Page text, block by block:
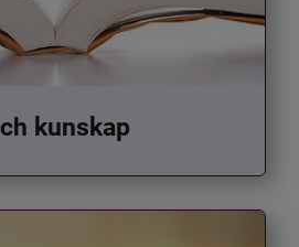
kunskap